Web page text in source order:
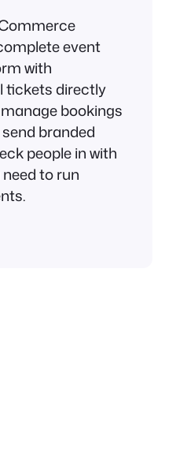
event
with
tickets directly
bookings
branded
people in with
to run